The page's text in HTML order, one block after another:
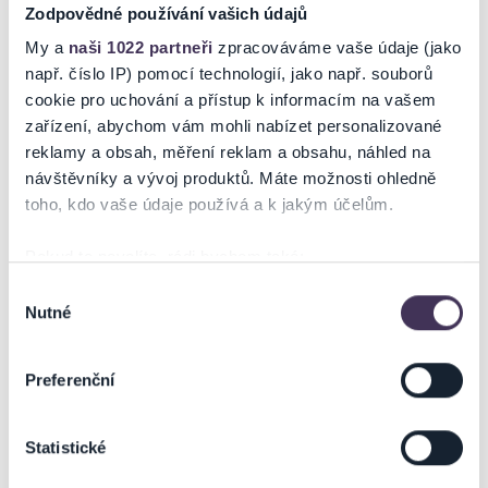
Zodpovědné používání vašich údajů
My a naši 1022 partneři zpracováváme vaše údaje (jako
např. číslo IP) pomocí technologií, jako např. souborů
cookie pro uchování a přístup k informacím na vašem
zařízení, abychom vám mohli nabízet personalizované
reklamy a obsah, měření reklam a obsahu, náhled na
návštěvníky a vývoj produktů. Máte možnosti ohledně
toho, kdo vaše údaje používá a k jakým účelům.
které mohou být přesné na několik metrů
skenování pro konkrétní charakteristiky (otisk prstu)
Zjistěte více o tom, jak zpracováváme vaše osobní
Svůj souhlas můžete kdykoliv změnit nebo odvolat v
souhlasu
Nutné
Preferenční
Statistické
GALÉRIA
NA MAPE